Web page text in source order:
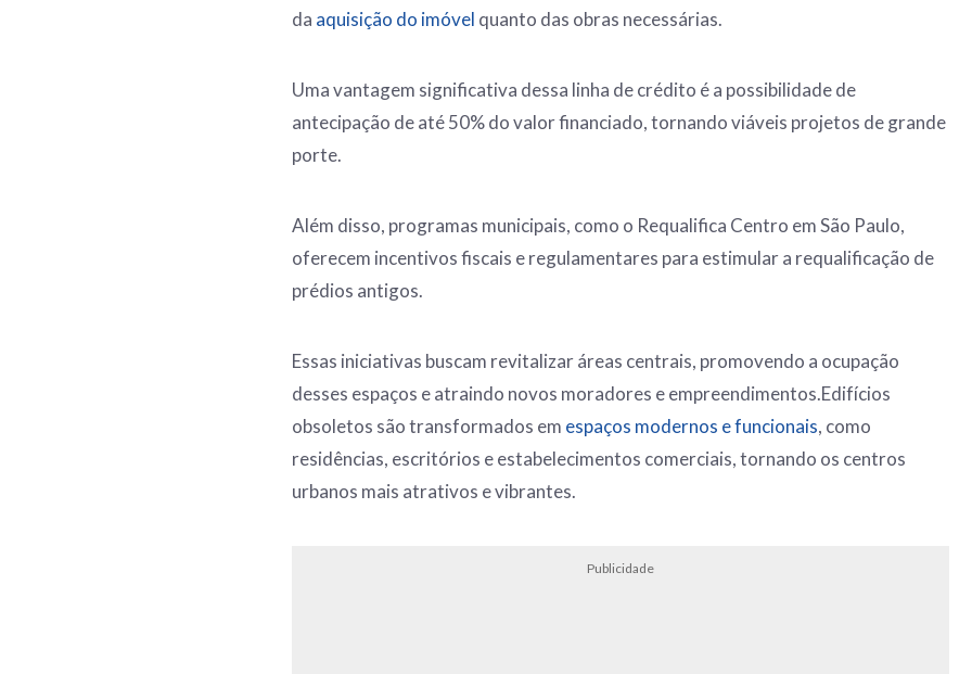
da aquisição do imóvel quanto das obras necessárias.
Uma vantagem significativa dessa linha de crédito é a possibilidade de
antecipação de até 50% do valor financiado, tornando viáveis projetos de grande
porte.
Além disso, programas municipais, como o Requalifica Centro em São Paulo,
oferecem incentivos fiscais e regulamentares para estimular a requalificação de
prédios antigos.
Essas iniciativas buscam revitalizar áreas centrais, promovendo a ocupação
desses espaços e atraindo novos moradores e empreendimentos.Edifícios
obsoletos são transformados em espaços modernos e funcionais, como
residências, escritórios e estabelecimentos comerciais, tornando os centros
urbanos mais atrativos e vibrantes.
Publicidade